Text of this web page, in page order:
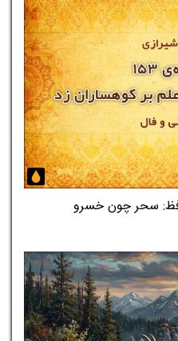
دیوان حافظ: سحر چون خسرو